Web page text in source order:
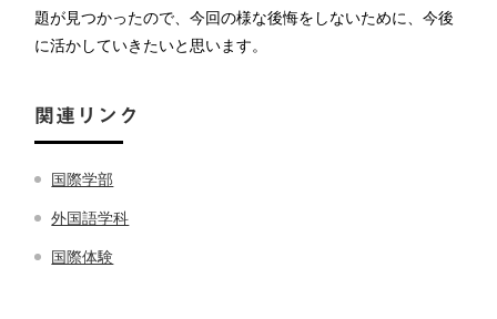
題が見つかったので、今回の様な後悔をしないために、今後
に活かしていきたいと思います。
関連リンク
国際学部
外国語学科
国際体験